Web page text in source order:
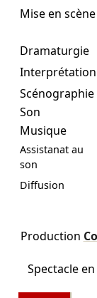
Mise en scène
Dramaturgie
Interprétation
Scénographie
Son
Musique
Assistanat au
son
Diffusion
Production
Spectacle